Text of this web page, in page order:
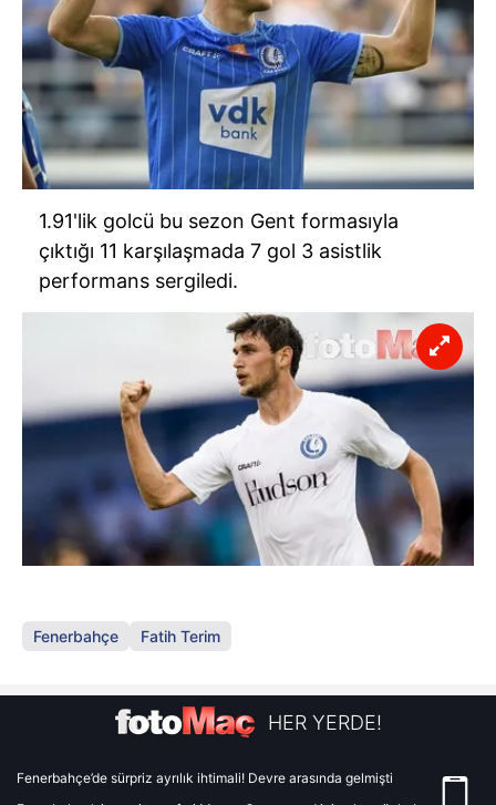
1.91'lik golcü bu sezon Gent formasıyla
çıktığı 11 karşılaşmada 7 gol 3 asistlik
performans sergiledi.
Fenerbahçe Fatih Terim
HER YERDE!
Fenerbahçe’de sürpriz ayrılık ihtimali! Devre arasında gelmişti